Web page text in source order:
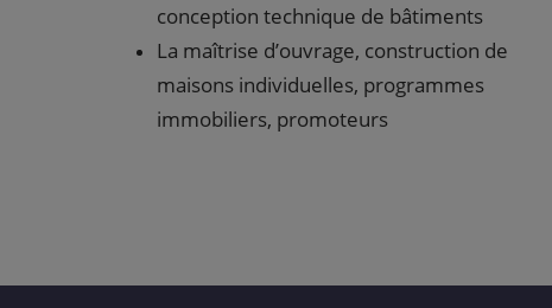
conception technique de bâtiments
La maîtrise d’ouvrage, construction de
maisons individuelles, programmes
immobiliers, promoteurs